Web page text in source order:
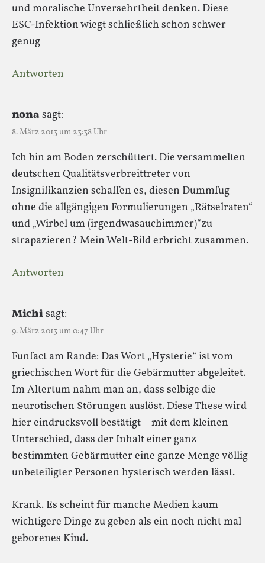
und moralische Unversehrtheit denken. Diese
ESC-Infektion wiegt schließlich schon schwer
genug
Antworten
nonasagt:
8. März 2013 um 23:38 Uhr
Ich bin am Boden zerschüttert. Die versammelten
deutschen Qualitätsverbreittreter von
Insignifikanzien schaffen es, diesen Dummfug
ohne die allgängigen Formulierungen „Rätselraten“
und „Wirbel um (irgendwasauchimmer)“zu
strapazieren? Mein Welt-Bild erbricht zusammen.
Antworten
Michisagt:
9. März 2013 um 0:47 Uhr
Funfact am Rande: Das Wort „Hysterie“ ist vom
griechischen Wort für die Gebärmutter abgeleitet.
Im Altertum nahm man an, dass selbige die
neurotischen Störungen auslöst. Diese These wird
hier eindrucksvoll bestätigt – mit dem kleinen
Unterschied, dass der Inhalt einer ganz
bestimmten Gebärmutter eine ganze Menge völlig
unbeteiligter Personen hysterisch werden lässt.
Krank. Es scheint für manche Medien kaum
wichtigere Dinge zu geben als ein noch nicht mal
geborenes Kind.